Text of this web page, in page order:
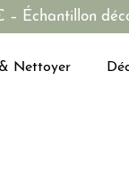
Échantillon
Nettoyer